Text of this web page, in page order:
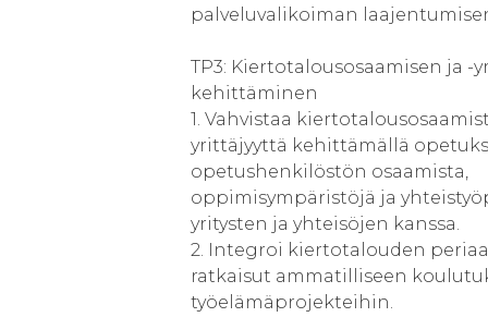
palveluvalikoiman
TP3: Kiertotalousosaamisen ja -
kehittäminen
1. Vahvistaa
yrittäjyyttä kehittämällä
opetushenkilöstön osaamista,
oppimisympäristöjä ja
yritysten ja yhteisöjen kanssa.
2. Integroi kiertotalouden
ratkaisut ammatilliseen
työelämäprojekteihin.